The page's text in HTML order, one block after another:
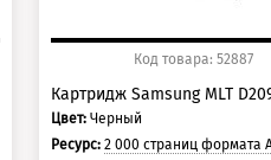
Код товара: 52887
Картридж Samsung MLT
Цвет: Черный
Ресурс: 2 000 страниц формата А4 при 5%